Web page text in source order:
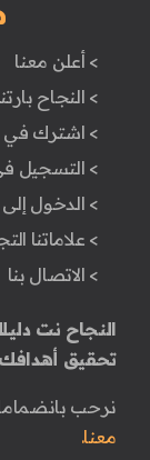
> أعلن معنا
> النجاح
> اشترك في
> التسجيل
> الدخول
> علاماتنا
> الاتصال بنا
النجاح نت
تحقيق
نرحب
معنا.